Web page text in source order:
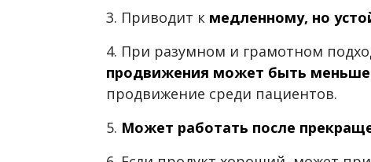
3. Приводит к медленному, но
4. При разумном и грамотном
продвижения может быть меньше
продвижение среди пациентов.
5. Может работать после